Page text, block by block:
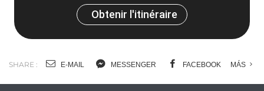
Obtenir l'itinéraire
SHARE : E-MAIL MESSENGER FACEBOOK MÁS